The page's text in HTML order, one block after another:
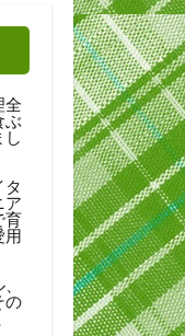
全
ぶ
し
タ
ア
育
用
の